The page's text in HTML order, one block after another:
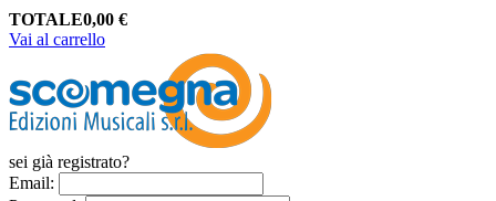
TOTALE0,00 €
Vai al carrello
sei già registrato?
Email: